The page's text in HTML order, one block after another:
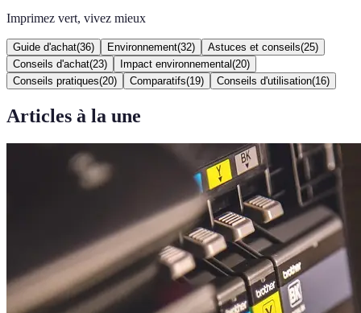
Imprimez vert, vivez mieux
Guide d'achat(36) Environnement(32) Astuces et conseils(25)
Conseils d'achat(23) Impact environnemental (20)
Conseils pratiques(20) Comparatifs(19) Conseils d'utilisation(16)
Articles à la une